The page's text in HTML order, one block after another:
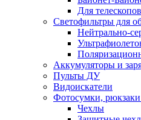
Для
Светофильтры для
Нейтрально-
Аккумуляторы и
Пульты ДУ
Видоискатели
Фотосумки,
Чехлы